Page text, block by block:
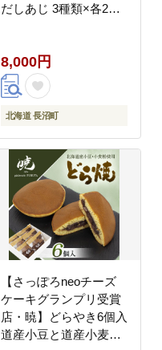
だしあじ 3種類×各2袋
8,000円
北海道 長沼町
【さっぽろneoチーズ
ケーキグランプリ受賞
店・暁】どらやき6個入
道産小豆と道産小麦を